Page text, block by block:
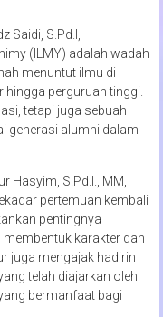
S.Pd.I,
(ILMY) adalah wadah
menuntut ilmu di
perguruan tinggi.
tetapi juga sebuah
generasi alumni dalam
Hasyim, S.Pd.I., MM,
pertemuan kembali
pentingnya
karakter dan
juga mengajak hadirin
telah diajarkan oleh
bermanfaat bagi